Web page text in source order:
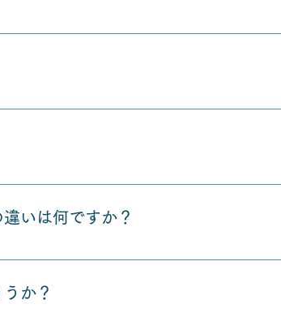
をやられる方などもおられます。
りますので、ぜひ無料の個別相談でご相談し
層の方がおられます。
いは何ですか？
ら選べるということ。また、お小遣い案件や
などを買ってしまったという機会を回避でき
か？